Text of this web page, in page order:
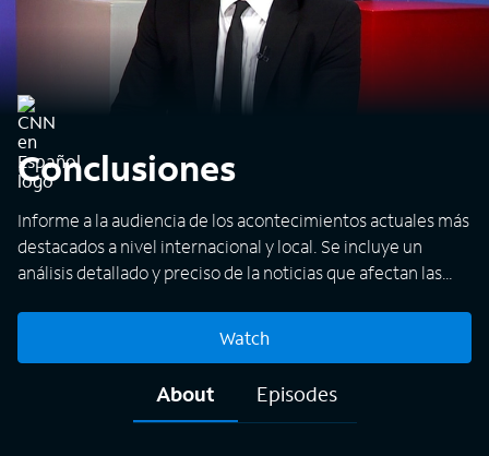
Conclusiones
Informe a la audiencia de los acontecimientos actuales más
destacados a nivel internacional y local. Se incluye un
análisis detallado y preciso de la noticias que afectan las
conclusiones del proceder futuro de los líderes mundiales y
personas comunes y sus vidas diarias, explicando las
consecuencias positivas y negativas de los sucesos.
Watch
About Episodes